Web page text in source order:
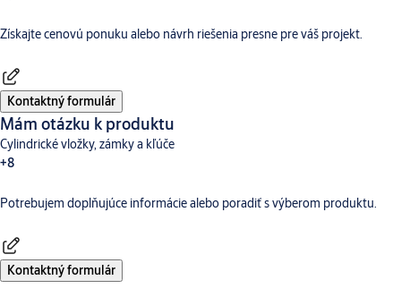
Dverné vybavenie
Získajte cenovú ponuku alebo návrh riešenia presne pre váš projekt.
Kontaktný formulár
Mám otázku k produktu
Cylindrické vložky, zámky a kľúče
+8
Dverné vybavenieAperioDigitálne a prístupové systémy
Potrebujem doplňujúce informácie alebo poradiť s výberom produktu.
Kontaktný formulár